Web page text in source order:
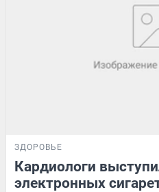
ЗДОРОВЬЕ
Кардиологи
электронных